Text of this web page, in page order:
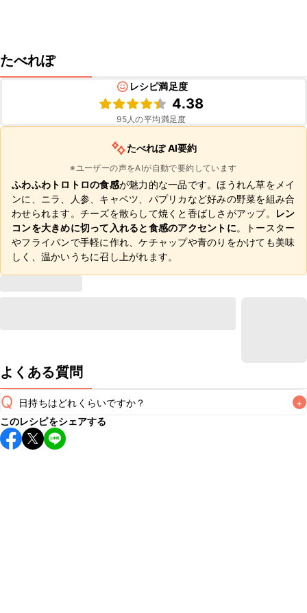
たべれぽ
レシピ満足度
4.38
95人の平均満足度
たべれぽ AI要約
※ユーザーの声をAIが自動で要約しています
ふわふわトロトロの食感が魅力的な一品です。ほうれん草をメイ
ンに、ニラ、人参、キャベツ、パプリカなど好みの野菜を組み合
わせられます。チーズを散らして焼くと香ばしさがアップ。
レン
コンを大きめに切って入れると食感のアクセントに。トースター
やフライパンで手軽に作れ、ケチャップや青のりをかけても美味
しく、温かいうちに召し上がれます。
よくある質問
Q 日持ちはどれくらいですか？ +
保存期間は冷蔵で翌日中が目安です。なるべくお早めにお召
し上がりください。
このレシピをシェアする